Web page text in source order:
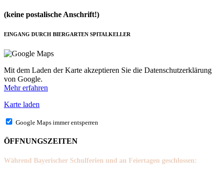
(keine postalische Anschrift!)
EINGANG DURCH BIERGARTEN SPITALKELLER
Mit dem Laden der Karte akzeptieren Sie die Datenschutzerklärung
von Google.
Mehr erfahren
Karte laden
Google Maps immer entsperren
ÖFFNUNGSZEITEN
Während Bayerischer Schulferien und an Feiertagen geschlossen: